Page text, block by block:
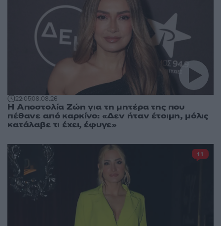
22:0508.08.26
Η Αποστολία Ζώη για τη μητέρα της που
πέθανε από καρκίνο: «Δεν ήταν έτοιμη, μόλις
κατάλαβε τι έχει, έφυγε»
11